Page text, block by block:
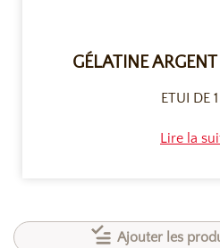
GÉLATINE
ETUI DE
Lire la
Ajouter les